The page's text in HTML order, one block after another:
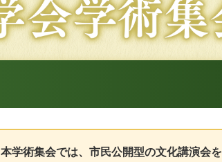
本学術集会では、市民公開型の文化講演会を